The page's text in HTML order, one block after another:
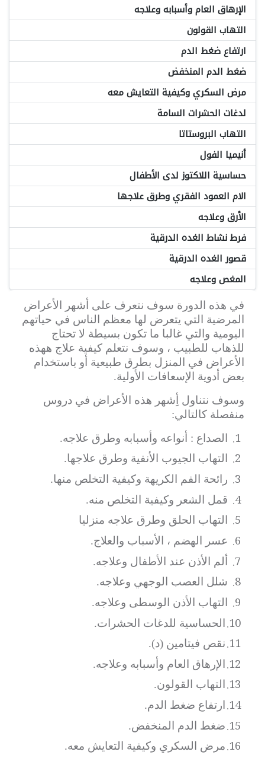
الإرهاق العام وأسبابه وعلاجه
التهاب القولون
ارتفاع ضغط الدم
ضغط الدم المنخفض
مرض السكري وكيفية التعايش معه
لدغات الحشرات السامة
التهاب البروستاتا
أنيميا الفول
حساسية اللاكتوز لدى الأطفال
الام العمود الفقري وطرق علاجها
الأرق وعلاجه
فرط نشاط الغده الدرقية
قصور الغده الدرقية
المغص وعلاجه
في هذه الدورة سوف نتعرف على أشهر الأعراض
المرضية التي يتعرض لها معظم الناس في حياتهم
اليومية والتي غالبا ما تكون بسيطة لا تحتاج
للذهاب للطبيب ، وسوف نتعلم كيفية علاج ههذه
الأعراض في المنزل بطرق طبيعية أو باستخدام
بعض أدوية الإسعافات الأولية.
وسوف نتناول أِشهر هذه الأعراض في دروس
منفصلة كالتالي:
1. الصداع : أنواعه وأسبابه وطرق علاجه.
2. التهاب الجيوب الأنفية وطرق علاجها.
3. رائحة الفم الكريهة وكيفية التخلص منها.
4. قمل الشعر وكيفية التخلص منه.
5. التهاب الحلق وطرق علاجه منزليا
6. عسر الهضم ، الأسباب والعلاج.
7. ألم الأذن عند الأطفال وعلاجه.
8. شلل العصب الوجهي وعلاجه.
9. التهاب الأذن الوسطى وعلاجه.
10. الحساسية للدغات الحشرات.
11. نقص فيتامين (د).
12. الإرهاق العام وأسبابه وعلاجه.
13. التهاب القولون.
14. ارتفاع ضغط الدم.
15. ضغط الدم المنخفض.
16. مرض السكري وكيفية التعايش معه.